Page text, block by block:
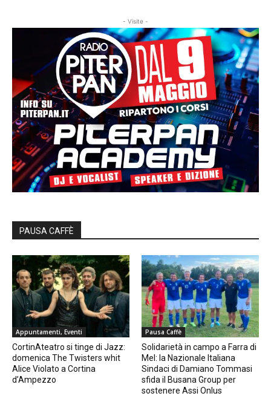
- Visite -
PAUSA CAFFÈ
Appuntamenti, Eventi
CortinAteatro si tinge di Jazz:
domenica The Twisters whit
Alice Violato a Cortina
d’Ampezzo
Pausa Caffè
Solidarietà in campo a Farra di
Mel: la Nazionale Italiana
Sindaci di Damiano Tommasi
sfida il Busana Group per
sostenere Assi Onlus